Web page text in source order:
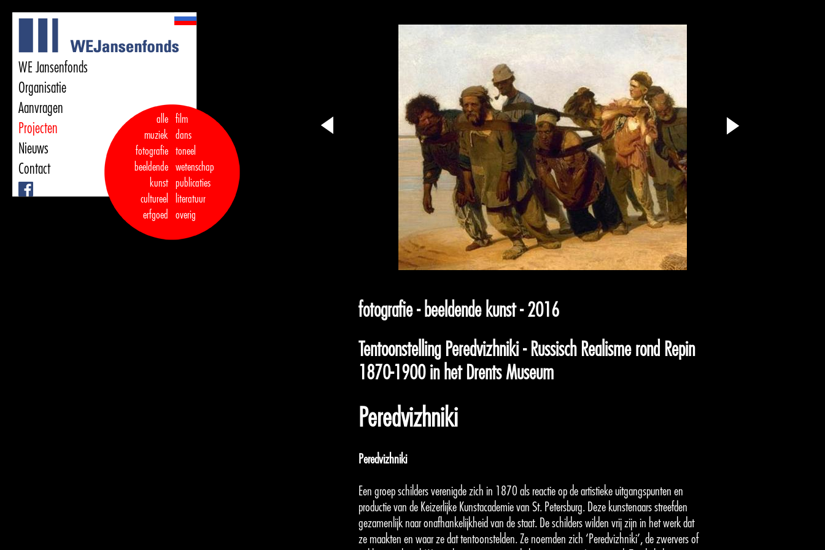
WE Jansenfonds
Organisatie
Aanvragen
Projecten
Nieuws
Contact
alle
muziek
fotografie
beeldende
kunst
cultureel
erfgoed
film
dans
toneel
wetenschap
publicaties
literatuur
overig
fotografie - beeldende kunst - 2016
Tentoonstelling Peredvizhniki - Russisch Realisme rond Repin
1870-1900 in het Drents Museum
Peredvizhniki
Peredvizhniki
Een groep schilders verenigde zich in 1870 als reactie op de artistieke uitgangspunten en
productie van de Keizerlijke Kunstacademie van St. Petersburg. Deze kunstenaars streefden
gezamenlijk naar onafhankelijkheid van de staat. De schilders wilden vrij zijn in het werk dat
ze maakten en waar ze dat tentoonstelden. Ze noemden zich ‘Peredvizhniki’, de zwervers of